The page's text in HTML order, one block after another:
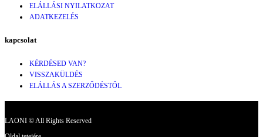
ELÁLLÁSI NYILATKOZAT
ADATKEZELÉS
kapcsolat
KÉRDÉSED VAN?
VISSZAKÜLDÉS
ELÁLLÁS A SZERZŐDÉSTŐL
LAONI © All Rights Reserved